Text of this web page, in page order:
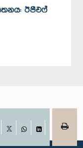
ඊපීඑෆ්
WhatsAppLinkedIn